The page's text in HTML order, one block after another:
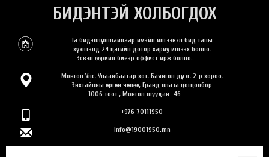
БИДЭНТЭЙ ХОЛБОГДОХ
Та бидэнлүү онлайнаар имэйл илгээвэл бид таны
хүсэлтэнд 24 цагийн дотор хариу илгээх болно.
Эсвэл өөрийн биеэр оффист ирж болно.
Монгол Улс, Улаанбаатар хот, Баянгол дүүрэг, 2-р хороо,
Энхтайвны өргөн чөлөө, Гранд плаза цогцолбор
1006 тоот , Монгол шуудан -46
+976-70111950
info@19001950.mn